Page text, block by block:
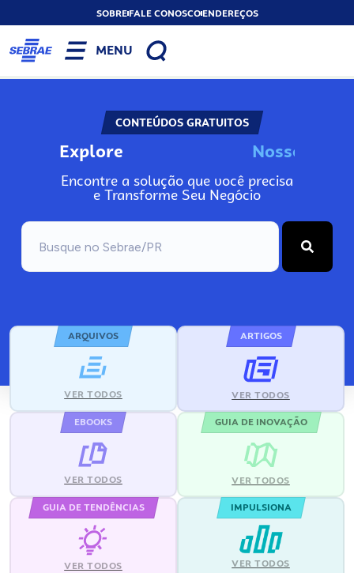
SOBREFALE CONOSCOENDEREÇOS
MENU
CONTEÚDOS GRATUITOS
Explore No
Encontre a solução que você precisa
e Transforme Seu Negócio
ARQUIVOS
VER TODOS
ARTIGOS
VER TODOS
EBOOKS
VER TODOS
GUIA DE INOVAÇÃO
VER TODOS
GUIA DE TENDÊNCIAS
VER TODOS
IMPULSIONA
VER TODOS